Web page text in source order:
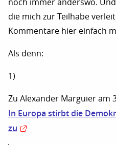
noch immer anderswo.
die mich zur Teilhabe
Kommentare hier einfach
Als denn:
1)
Zu Alexander Marguier am
In Europa stirbt die
zu